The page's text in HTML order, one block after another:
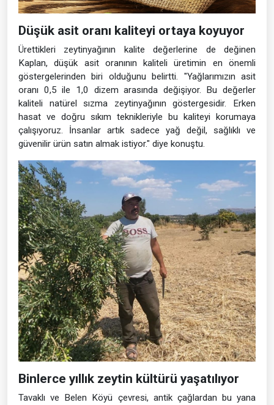
Düşük asit oranı kaliteyi ortaya koyuyor
Ürettikleri zeytinyağının kalite değerlerine de değinen
Kaplan, düşük asit oranının kaliteli üretimin en önemli
göstergelerinden biri olduğunu belirtti. "Yağlarımızın asit
oranı 0,5 ile 1,0 dizem arasında değişiyor. Bu değerler
kaliteli natürel sızma zeytinyağının göstergesidir. Erken
hasat ve doğru sıkım teknikleriyle bu kaliteyi korumaya
çalışıyoruz. İnsanlar artık sadece yağ değil, sağlıklı ve
güvenilir ürün satın almak istiyor." diye konuştu.
Binlerce yıllık zeytin kültürü yaşatılıyor
Tavaklı ve Belen Köyü çevresi, antik çağlardan bu yana